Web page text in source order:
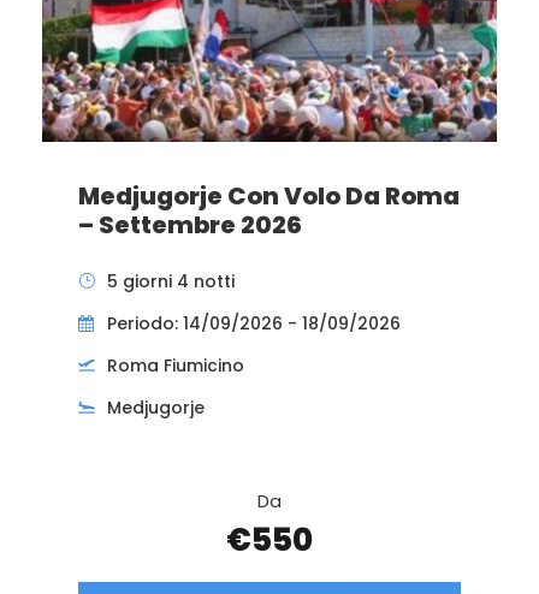
Medjugorje Con Volo Da Roma
– Settembre 2026
5 giorni 4 notti
Periodo: 14/09/2026 - 18/09/2026
Roma Fiumicino
Medjugorje
Da
€550